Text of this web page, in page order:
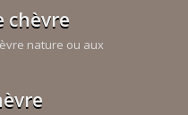
chèvre
nature ou aux